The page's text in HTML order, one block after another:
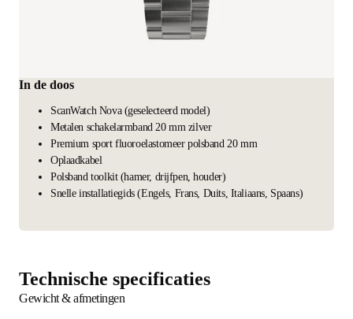
In de doos
ScanWatch Nova (geselecteerd model)
Metalen schakelarmband 20 mm zilver
Premium sport fluoroelastomeer polsband 20 mm
Oplaadkabel
Polsband toolkit (hamer, drijfpen, houder)
Snelle installatiegids (Engels, Frans, Duits, Italiaans, Spaans)
Technische specificaties
Gewicht & afmetingen